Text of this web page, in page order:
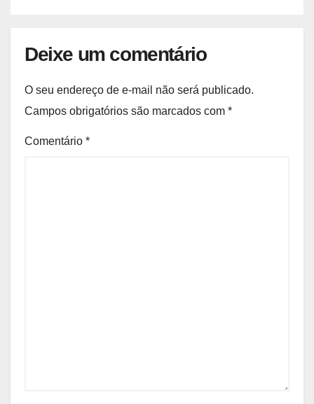
Deixe um comentário
O seu endereço de e-mail não será publicado.
Campos obrigatórios são marcados com *
Comentário *